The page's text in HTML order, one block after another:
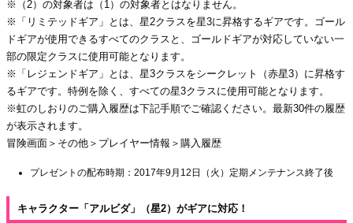
※（2）の対象者は（1）の対象者とはなりません。
※「リミテッドギア」とは、星2クラスを星3に昇格するギアです。ゴール
ドギアが使用できるすべてのクラスと、ゴールドギアが対応していない一
部の限定クラスに使用可能となります。
※「レジェンドギア」とは、星3クラスをシークレット（赤星3）に昇格す
るギアです。特例を除く、すべての星3クラスに使用可能となります。
※虹のしおりのご購入履歴は下記手順でご確認ください。最新30件の履歴
が表示されます。
冒険画面＞その他＞プレイヤー情報＞購入履歴
プレゼントの配布時期：2017年9月12日（火）定期メンテナンス終了後
キャラクター「アルビダ」（星2）がギアに対応！